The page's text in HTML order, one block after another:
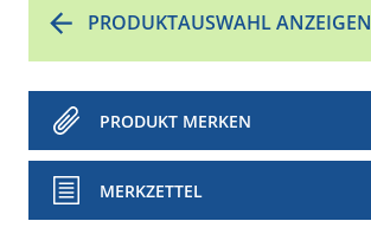
PRODUKTAUSWAHL ANZEIGEN
PRODUKT MERKEN
MERKZETTEL